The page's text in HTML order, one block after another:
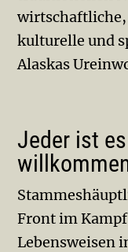
kulturelle und
Alaskas
Jeder ist
Front im
Lebensweisen